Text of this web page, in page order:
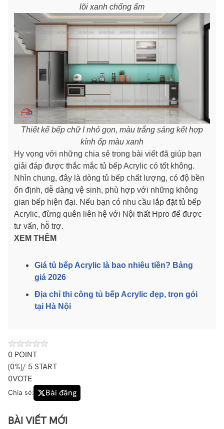
lõi xanh chống ẩm
Thiết kế bếp chữ I nhỏ gọn, màu trắng sáng kết hợp
kính ốp màu xanh
Hy vọng với những chia sẻ trong bài viết đã giúp bạn
giải đáp được thắc mắc tủ bếp Acrylic có tốt không.
Nhìn chung, đây là dòng tủ bếp chất lượng, có độ bền
ổn định, dễ dàng vệ sinh, phù hợp với những không
gian bếp hiện đại. Nếu bạn có nhu cầu lắp đặt tủ bếp
Acrylic, đừng quên liên hệ với Nội thất Hpro để được
tư vấn, hỗ trợ.
XEM THÊM
Giá tủ bếp Acrylic là bao nhiêu tiền? Bảng
giá 2026
Địa chỉ thi công tủ bếp Acrylic đẹp, trọn gói
tại Hà Nội
0 POINT
(0%)/ 5 START
0VOTE
Chia sẻ: Bài đăng
BÀI VIẾT MỚI